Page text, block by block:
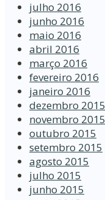
julho 2016
junho 2016
maio 2016
abril 2016
março 2016
fevereiro 2016
janeiro 2016
dezembro 2015
novembro 2015
outubro 2015
setembro 2015
agosto 2015
julho 2015
junho 2015